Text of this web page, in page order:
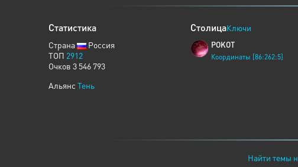
Статистика
Страна
Россия
ТОП 2912
Очков 3 546 793
Альянс Тень
СтолицаКлючи
POKOT
Координаты [86:262:5]
Найти темы